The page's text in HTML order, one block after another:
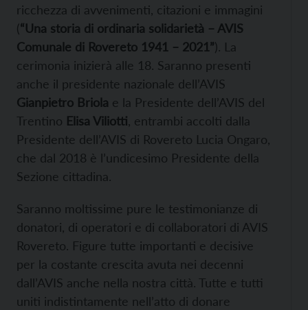
ricchezza di avvenimenti, citazioni e immagini
(“Una storia di ordinaria solidarietà – AVIS
Comunale di Rovereto 1941 – 2021”). La
cerimonia inizierà alle 18. Saranno presenti
anche il presidente nazionale dell’AVIS
Gianpietro Briola e la Presidente dell’AVIS del
Trentino Elisa Viliotti , entrambi accolti dalla
Presidente dell’AVIS di Rovereto Lucia Ongaro,
che dal 2018 è l’undicesimo Presidente della
Sezione cittadina.
Saranno moltissime pure le testimonianze di
donatori, di operatori e di collaboratori di AVIS
Rovereto. Figure tutte importanti e decisive
per la costante crescita avuta nei decenni
dall’AVIS anche nella nostra città. Tutte e tutti
uniti indistintamente nell’atto di donare